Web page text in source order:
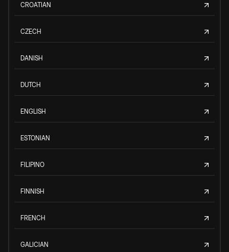
CROATIAN
CZECH
DANISH
DUTCH
ENGLISH
ESTONIAN
FILIPINO
FINNISH
FRENCH
GALICIAN